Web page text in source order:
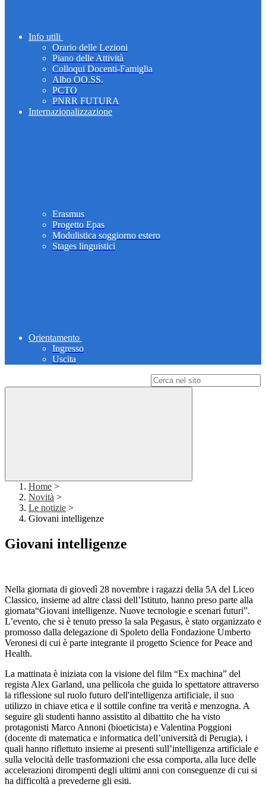
Info utili
Orario delle Lezioni
Piano delle Attività
Colloqui Docenti-Famiglia
Albo OO.SS.
PCTO
PNRR FUTURA
Internazionalizzazione
Erasmus
Progetto Epas
Modulistica soggiorno estero
Stages linguistici
Orientamento
Ingresso
Uscita
Home >
Novità >
Le notizie >
Giovani intelligenze
Giovani intelligenze
Nella giornata di giovedì 28 novembre i ragazzi della 5A del Liceo
Classico, insieme ad altre classi dell’Istituto, hanno preso parte alla
giornata“Giovani intelligenze. Nuove tecnologie e scenari futuri”.
L’evento, che si è tenuto presso la sala Pegasus, è stato organizzato e
promosso dalla delegazione di Spoleto della Fondazione Umberto
Veronesi di cui è parte integrante il progetto Science for Peace and
Health.
La mattinata è iniziata con la visione del film “Ex machina” del
regista Alex Garland, una pellicola che guida lo spettatore attraverso
la riflessione sul ruolo futuro dell'intelligenza artificiale, il suo
utilizzo in chiave etica e il sottile confine tra verità e menzogna. A
seguire gli studenti hanno assistito al dibattito che ha visto
protagonisti Marco Annoni (bioeticista) e Valentina Poggioni
(docente di matematica e informatica dell’università di Perugia), i
quali hanno riflettuto insieme ai presenti sull’intelligenza artificiale e
sulla velocità delle trasformazioni che essa comporta, alla luce delle
accelerazioni dirompenti degli ultimi anni con conseguenze di cui si
ha difficoltà a prevederne gli esiti.